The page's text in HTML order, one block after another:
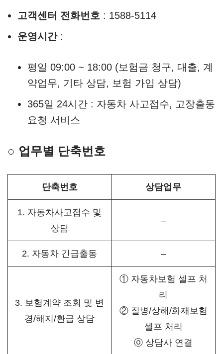
고객센터 전화번호 : 1588-5114
운영시간:
평일 09:00 ~ 18:00 (보험금 청구, 대출, 계
약업무, 기타 상담, 보험 가입 상담)
365일 24시간 : 자동차 사고접수, 고장출동
요청 서비스
○ 업무별 단축번호
단축번호 상담업무
1. 자동차사고접수 및
상담
–
2. 자동차 긴급출동 –
3. 보험계약 조회 및 변
경/해지/환급 상담
① 자동차보험 셀프 처
리
② 질병/상해/화재보험
셀프 처리
ⓞ 상담사 연결